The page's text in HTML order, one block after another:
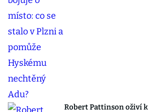
Robert Pattinson oživí